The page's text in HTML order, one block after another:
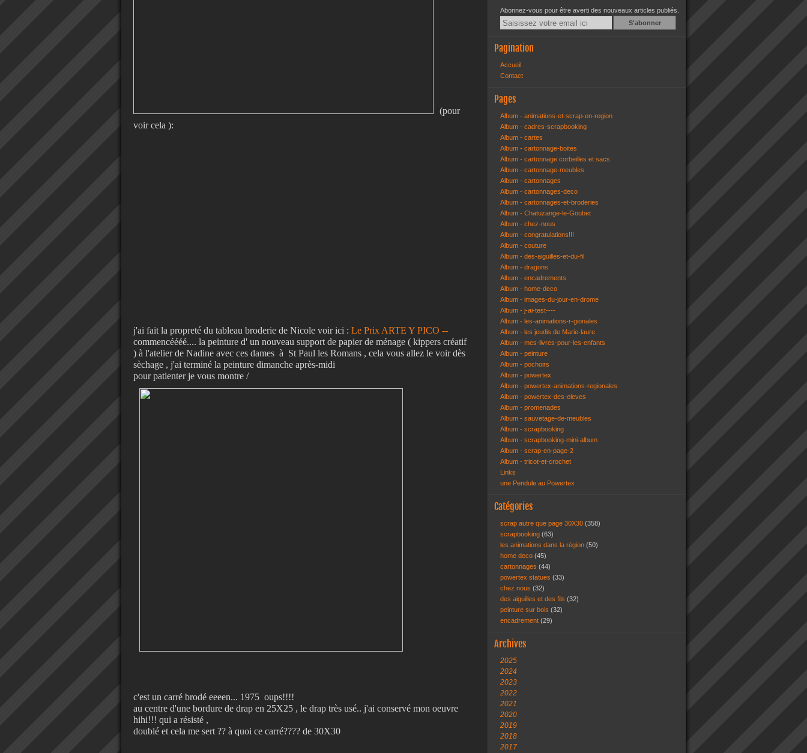
(pour
voir cela ):
j'ai fait la propreté du tableau broderie de Nicole voir ici : Le Prix ARTE Y PICO --
commencéééé.... la peinture d' un nouveau support de papier de ménage ( kippers créatif
) à l'atelier de Nadine avec ces dames à St Paul les Romans , cela vous allez le voir dès
sèchage , j'ai terminé la peinture dimanche après-midi
pour patienter je vous montre /
c'est un carré brodé eeeen... 1975 oups!!!!
au centre d'une bordure de drap en 25X25 , le drap très usé.. j'ai conservé mon oeuvre
hihi!!! qui a résisté ,
doublé et cela me sert ?? à quoi ce carré???? de 30X30
Abonnez-vous pour être averti des nouveaux articles publiés.
Email
Pagination
Accueil
Contact
Pages
Album - animations-et-scrap-en-region
Album - cadres-scrapbooking
Album - cartes
Album - cartonnage-boites
Album - cartonnage corbeilles et sacs
Album - cartonnage-meubles
Album - cartonnages
Album - cartonnages-deco
Album - cartonnages-et-broderies
Album - Chatuzange-le-Goubet
Album - chez-nous
Album - congratulations!!!
Album - couture
Album - des-aiguilles-et-du-fil
Album - dragons
Album - encadrements
Album - home-deco
Album - images-du-jour-en-drome
Album - j-ai-test----
Album - les-animations-r-gionales
Album - les jeudis de Marie-laure
Album - mes-livres-pour-les-enfants
Album - peinture
Album - pochoirs
Album - powertex
Album - powertex-animations-regionales
Album - powertex-des-eleves
Album - promenades
Album - sauvetage-de-meubles
Album - scrapbooking
Album - scrapbooking-mini-album
Album - scrap-en-page-2
Album - tricot-et-crochet
Links
une Pendule au Powertex
Catégories
scrap autre que page 30X30 (358)
scrapbooking (63)
les animations dans la région (50)
home deco (45)
cartonnages (44)
powertex statues (33)
chez nous (32)
des aiguilles et des fils (32)
peinture sur bois (32)
encadrement (29)
Archives
2025
2024
2023
2022
2021
2020
2019
2018
2017